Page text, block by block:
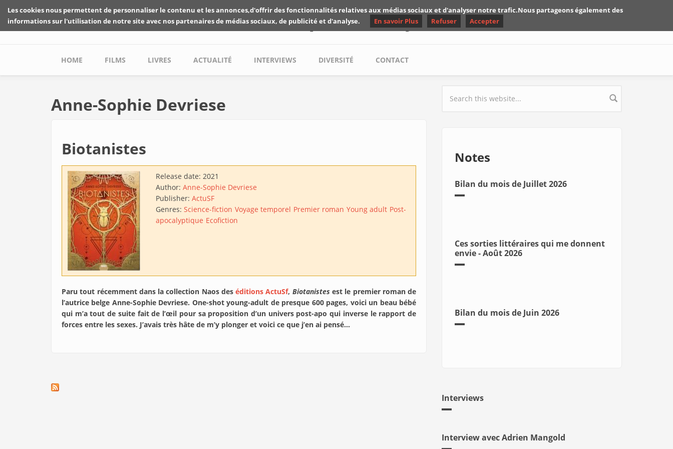
Skip to main content
Les critiques de Yuyine
Main menu
HOME FILMS LIVRES ACTUALITÉ INTERVIEWS DIVERSITÉ CONTACT
Anne-Sophie Devriese
Biotanistes
Release date: 2021
Author: Anne-Sophie Devriese
Publisher: ActuSF
Genres: Science-fiction Voyage temporel Premier roman Young adult Post-
apocalyptique Ecofiction
Paru tout récemment dans la collection Naos deséditions ActuSf, Biotanistes est le premier roman de
l’autrice belge Anne-Sophie Devriese. One-shot young-adult de presque 600 pages, voici un beau bébé
qui m’a tout de suite fait de l’œil pour sa proposition d’un univers post-apo qui inverse le rapport de
forces entre les sexes. J’avais très hâte de m’y plonger et voici ce que j’en ai pensé…
Search form
Notes
Bilan du mois de Juillet 2026
Ces sorties littéraires qui me donnent
envie - Août 2026
Bilan du mois de Juin 2026
Interviews
Interview avec Adrien Mangold
Les cookies nous permettent de personnaliser le contenu et les annonces,d'offrir des fonctionnalités relatives aux médias sociaux et d'analyser notre trafic.Nous partageons également des
informations sur l'utilisation de notre site avec nos partenaires de médias sociaux, de publicité et d'analyse.
En savoir Plus Refuser Accepter